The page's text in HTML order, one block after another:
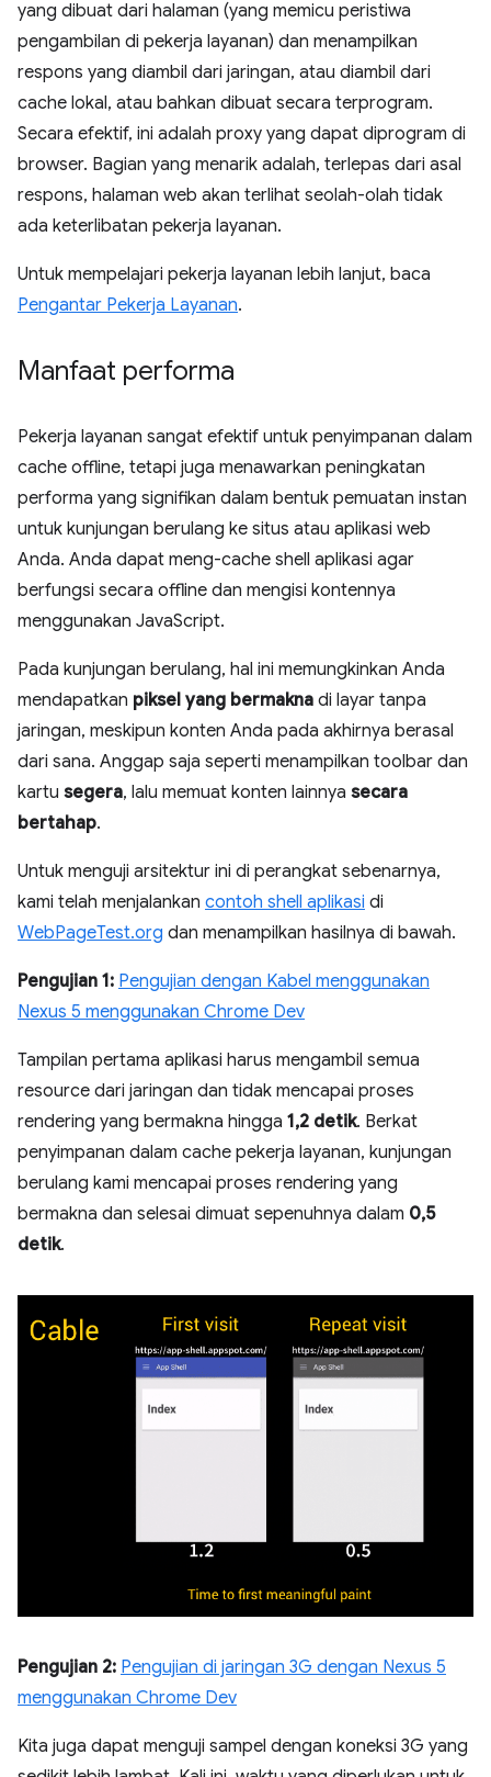
yang dibuat dari halaman (yang memicu peristiwa
pengambilan di pekerja layanan) dan menampilkan
respons yang diambil dari jaringan, atau diambil dari
cache lokal, atau bahkan dibuat secara terprogram.
Secara efektif, ini adalah proxy yang dapat diprogram di
browser. Bagian yang menarik adalah, terlepas dari asal
respons, halaman web akan terlihat seolah-olah tidak
ada keterlibatan pekerja layanan.
Untuk mempelajari pekerja layanan lebih lanjut, baca
Pengantar Pekerja Layanan.
Manfaat performa
Pekerja layanan sangat efektif untuk penyimpanan dalam
cache offline, tetapi juga menawarkan peningkatan
performa yang signifikan dalam bentuk pemuatan instan
untuk kunjungan berulang ke situs atau aplikasi web
Anda. Anda dapat meng-cache shell aplikasi agar
berfungsi secara offline dan mengisi kontennya
menggunakan JavaScript.
Pada kunjungan berulang, hal ini memungkinkan Anda
mendapatkan piksel yang bermakna di layar tanpa
jaringan, meskipun konten Anda pada akhirnya berasal
dari sana. Anggap saja seperti menampilkan toolbar dan
kartu segera, lalu memuat konten lainnya secara
bertahap.
Untuk menguji arsitektur ini di perangkat sebenarnya,
kami telah menjalankan contoh shell aplikasi di
WebPageTest.org dan menampilkan hasilnya di bawah.
Pengujian 1: Pengujian dengan Kabel menggunakan
Nexus 5 menggunakan Chrome Dev
Tampilan pertama aplikasi harus mengambil semua
resource dari jaringan dan tidak mencapai proses
rendering yang bermakna hingga 1,2 detik. Berkat
penyimpanan dalam cache pekerja layanan, kunjungan
berulang kami mencapai proses rendering yang
bermakna dan selesai dimuat sepenuhnya dalam 0,5
detik.
Pengujian 2: Pengujian di jaringan 3G dengan Nexus 5
menggunakan Chrome Dev
Kita juga dapat menguji sampel dengan koneksi 3G yang